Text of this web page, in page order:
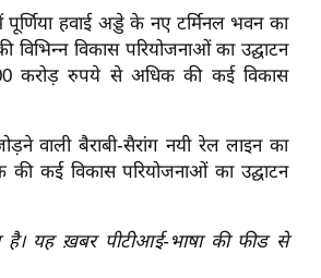
पूर्णिया हवाई अड्डे के नए टर्मिनल भवन का
विकास परियोजनाओं का उद्घाटन
करोड़ रुपये से अधिक की कई विकास
वाली बैराबी-सैरांग नयी रेल लाइन का
कई विकास परियोजनाओं का उद्घाटन
है। यह ख़बर पीटीआई-भाषा की फीड से